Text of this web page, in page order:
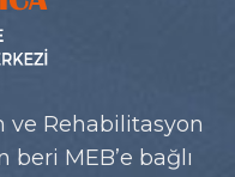
ve Rehabilitasyon
beri MEB’e bağlı